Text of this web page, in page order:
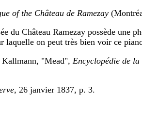
of the Château de Ramezay
du Château Ramezay possède une
laquelle on peut très bien voir ce
"Mead", Encyclopédie de
26 janvier 1837, p. 3.